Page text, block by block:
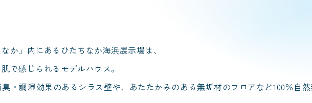
か」内にあるひたちなか海浜展示場は、
で感じられるモデルハウス。
・調湿効果のあるシラス壁や、あたたかみのある無垢材のフロアなど100％自